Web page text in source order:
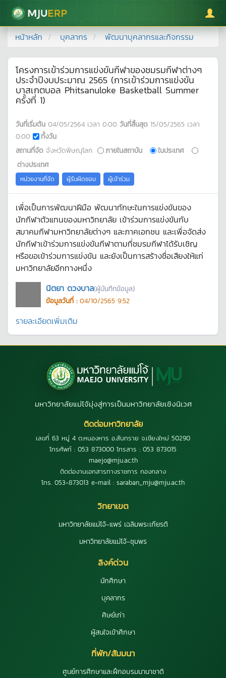
มหาวิทยาลัยแม่โจ้
หน้าหลัก บุคลากร พัฒนาบุคลากรและกิจกรรม
โครงการเข้าร่วมการแข่งขันกีฬาของชมรมกีฬาต่างๆ
ประจำปีงบประมาณ 2565 (การเข้าร่วมการแข่งขัน
บาสเกตบอล Phitsanuloke Basketball Summer
ครั้งที่ 1)
วันที่เริ่มต้น 04/05/2564 เวลา 0:00 วันที่สิ้นสุด 15/05/2565 เวลา
0:00
ทั้งวัน
สถานที่จัด จังหวัดพิษณุโลก ภายในสถาบัน
ในประเทศ
ต่างประเทศ
หน่วยงานที่จัด ผู้รับผิดชอบ ผู้เข้าร่วม
เพื่อเป็นการพัฒนาฝีมือ พัฒนาทักษะในการแข่งขันของ
นักกีฬาตัวแทนของมหาวิทยาลัย เข้าร่วมการแข่งขันกับ
สมาคมกีฬามหาวิทยาลัยต่างๆ และภาคเอกชน และเพื่อจัดส่ง
นักกีฬาเข้าร่วมการแข่งขันกีฬาตามที่ชมรมกีฬาได้รับเชิญ
หรือขอเข้าร่วมการแข่งขัน และยังเป็นการสร้างชื่อเสียงให้แก่
มหาวิทยาลัยอีกทางหนึ่ง
นิตยา ดวงบาล(ผู้บันทึกข้อมูล)
ข้อมูลวันที่ : 04/10/2565 9:52
รายละเอียดเพิ่มเติม
มหาวิทยาลัยแม่โจ้มุ่งสู่การเป็นมหาวิทยาลัยเชิงนิเวศ
ติดต่อมหาวิทยาลัย
เลขที่ 63 หมู่ 4 ต.หนองหาร อ.สันทราย จ.เชียงใหม่ 50290
โทรศัพท์ : 053 873000 โทรสาร : 053 873015
maejo@mju.ac.th
ติดต่องานเอกสารทางราชการ กองกลาง
โทร. 053-873013 e-mail : saraban_mju@mju.ac.th
วิทยาเขต
มหาวิทยาลัยแม่โจ้-แพร่ เฉลิมพระเกียรติ
มหาวิทยาลัยแม่โจ้-ชุมพร
ลิงค์ด่วน
นักศึกษา
บุคลากร
ศิษย์เก่า
ผู้สนใจเข้าศึกษา
ที่พัก/สัมมนา
ศูนย์การศึกษาและฝึกอบรมนานาชาติ